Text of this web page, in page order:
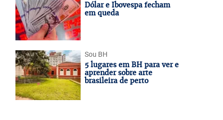
Dólar e Ibovespa fecham
em queda
Sou BH
5 lugares em BH para ver e
aprender sobre arte
brasileira de perto